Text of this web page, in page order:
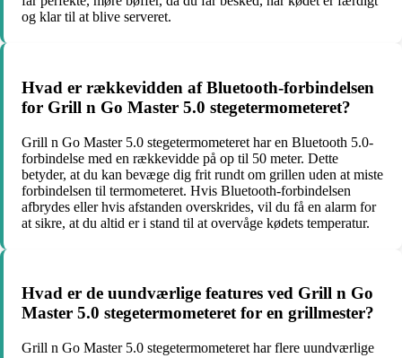
og klar til at blive serveret.
Hvad er rækkevidden af Bluetooth-forbindelsen
for Grill n Go Master 5.0 stegetermometeret?
Grill n Go Master 5.0 stegetermometeret har en Bluetooth 5.0-
forbindelse med en rækkevidde på op til 50 meter. Dette
betyder, at du kan bevæge dig frit rundt om grillen uden at miste
forbindelsen til termometeret. Hvis Bluetooth-forbindelsen
afbrydes eller hvis afstanden overskrides, vil du få en alarm for
at sikre, at du altid er i stand til at overvåge kødets temperatur.
Hvad er de uundværlige features ved Grill n Go
Master 5.0 stegetermometeret for en grillmester?
Grill n Go Master 5.0 stegetermometeret har flere uundværlige